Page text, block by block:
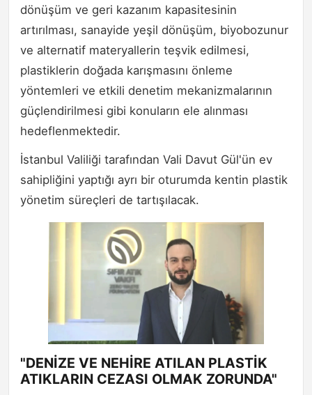
dönüşüm ve geri kazanım kapasitesinin
artırılması, sanayide yeşil dönüşüm, biyobozunur
ve alternatif materyallerin teşvik edilmesi,
plastiklerin doğada karışmasını önleme
yöntemleri ve etkili denetim mekanizmalarının
güçlendirilmesi gibi konuların ele alınması
hedeflenmektedir.
İstanbul Valiliği tarafından Vali Davut Gül'ün ev
sahipliğini yaptığı ayrı bir oturumda kentin plastik
yönetim süreçleri de tartışılacak.
"DENİZE VE NEHİRE ATILAN PLASTİK
ATIKLARIN CEZASI OLMAK ZORUNDA"